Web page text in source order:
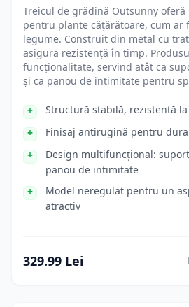
Treicul de grădină Outsunny
pentru plante cățărătoare, cum ar
legume. Construit din metal cu
asigură rezistență în timp.
funcționalitate, servind atât ca
și ca panou de intimitate pentru
Structură stabilă, rezistentă
Finisaj antirugină pentru
Design multifuncțional:
panou de intimitate
Model neregulat pentru un
atractiv
329.99 Lei